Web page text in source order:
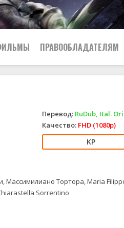
ПРАВООБЛАДАТЕЛЯМ
Перевод: RuDub, Ital.
Качество: FHD (1080p)
Массимилиано Тортора, Maria
Sorrentino